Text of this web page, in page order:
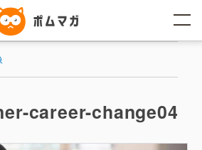
career-change04